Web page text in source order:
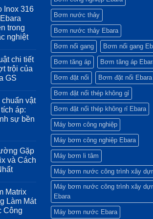
Inox 316
trong
nghiệt
chi tiết
trội của
GS
chuẩn vật
áp:
sự bền
Gặp
và Cách
Matrix
Làm Mát
Công
Bơm nước thảy
Bơm nước thảy Ebara
Bơm nổi gang Bơm nổi gang
Bơm tăng áp Bơm tăng áp
Bơm đặt nổi Bơm đặt nổi Ebara
Bơm đặt nổi thép không gỉ
Bơm đặt nổi thép không rỉ Ebara
Máy bơm công nghiệp
Máy bơm công nghiệp Ebara
Máy bơm li tâm
Máy bơm nước công trình xây
Máy bơm nước công trình xây
Ebara
Máy bơm nước Ebara